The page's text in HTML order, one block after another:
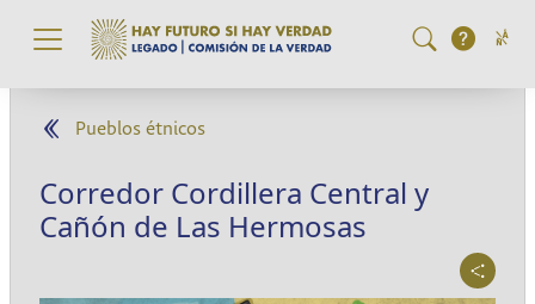
Pasar al contenido principal
Pueblos étnicos
Corredor Cordillera Central y
Cañón de Las Hermosas